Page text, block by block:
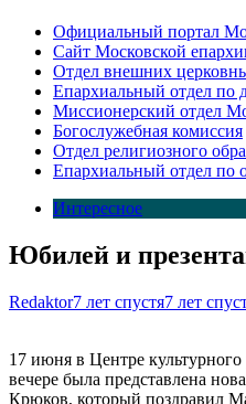
Официальный портал
Сайт Московской
Отдел внешних
Епархиальный отдел по
Миссионерский отдел
Богослужебная комиссия
Отдел религиозного
Епархиальный отдел по
Интересное
Юбилей и
Redaktor7 лет спустя7 лет
17 июня в Центре
вечере была представлена
Крюков, который поздравил